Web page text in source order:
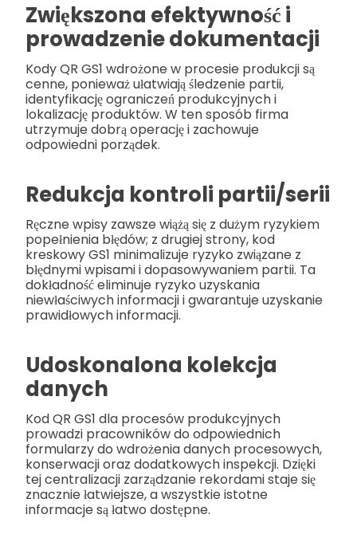
Zwiększona efektywność i
prowadzenie dokumentacji
Kody QR GS1 wdrożone w procesie produkcji są
cenne, ponieważ ułatwiają śledzenie partii,
identyfikację ograniczeń produkcyjnych i
lokalizację produktów. W ten sposób firma
utrzymuje dobrą operację i zachowuje
odpowiedni porządek.
Redukcja kontroli partii/serii
Ręczne wpisy zawsze wiążą się z dużym ryzykiem
popełnienia błędów; z drugiej strony, kod
kreskowy GS1 minimalizuje ryzyko związane z
błędnymi wpisami i dopasowywaniem partii. Ta
dokładność eliminuje ryzyko uzyskania
niewłaściwych informacji i gwarantuje uzyskanie
prawidłowych informacji.
Udoskonalona kolekcja
danych
Kod QR GS1 dla procesów produkcyjnych
prowadzi pracowników do odpowiednich
formularzy do wdrożenia danych procesowych,
konserwacji oraz dodatkowych inspekcji. Dzięki
tej centralizacji zarządzanie rekordami staje się
znacznie łatwiejsze, a wszystkie istotne
informacje są łatwo dostępne.